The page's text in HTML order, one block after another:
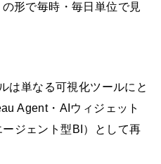
形で毎時・毎日単位で見
は単なる可視化ツールにと
Agent・AIウィジェット
ジェント型BI）として再